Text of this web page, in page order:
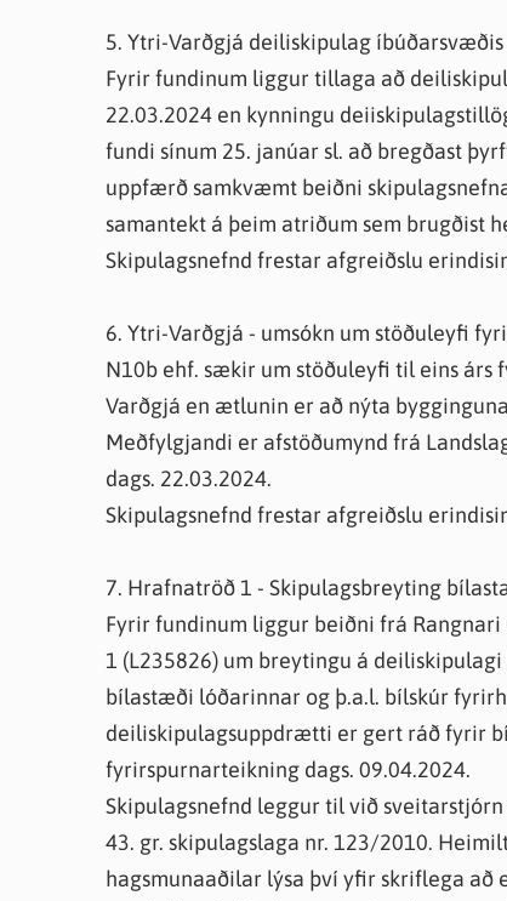
5. Ytri-Varðgjá deiliskipulag íbúðarsvæðis
Fyrir fundinum liggur tillaga að
22.03.2024 en kynningu
fundi sínum 25. janúar sl. að bregðast
uppfærð samkvæmt beiðni
samantekt á þeim atriðum sem brugðist
Skipulagsnefnd frestar afgreiðslu
6. Ytri-Varðgjá - umsókn um stöðuleyfi
N10b ehf. sækir um stöðuleyfi til eins árs
Varðgjá en ætlunin er að nýta
Meðfylgjandi er afstöðumynd frá
dags. 22.03.2024.
Skipulagsnefnd frestar afgreiðslu
7. Hrafnatröð 1 - Skipulagsbreyting
Fyrir fundinum liggur beiðni frá
1 (L235826) um breytingu á
bílastæði lóðarinnar og þ.a.l. bílskúr
deiliskipulagsuppdrætti er gert ráð fyrir
fyrirspurnarteikning dags. 09.04.2024.
Skipulagsnefnd leggur til við
43. gr. skipulagslaga nr. 123/2010.
hagsmunaaðilar lýsa því yfir skriflega að